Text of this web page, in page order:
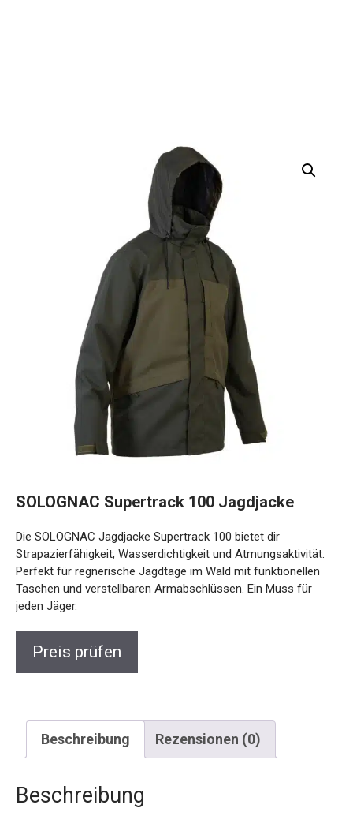
Strapazierfähigkeit, Wasserdichtigkeit und Atmungsaktivität.
Perfekt für regnerische Jagdtage im Wald mit funktionellen
Taschen und verstellbaren Armabschlüssen. Ein Muss für
jeden Jäger.
Beschreibung Rezensionen (0)
Beschreibung